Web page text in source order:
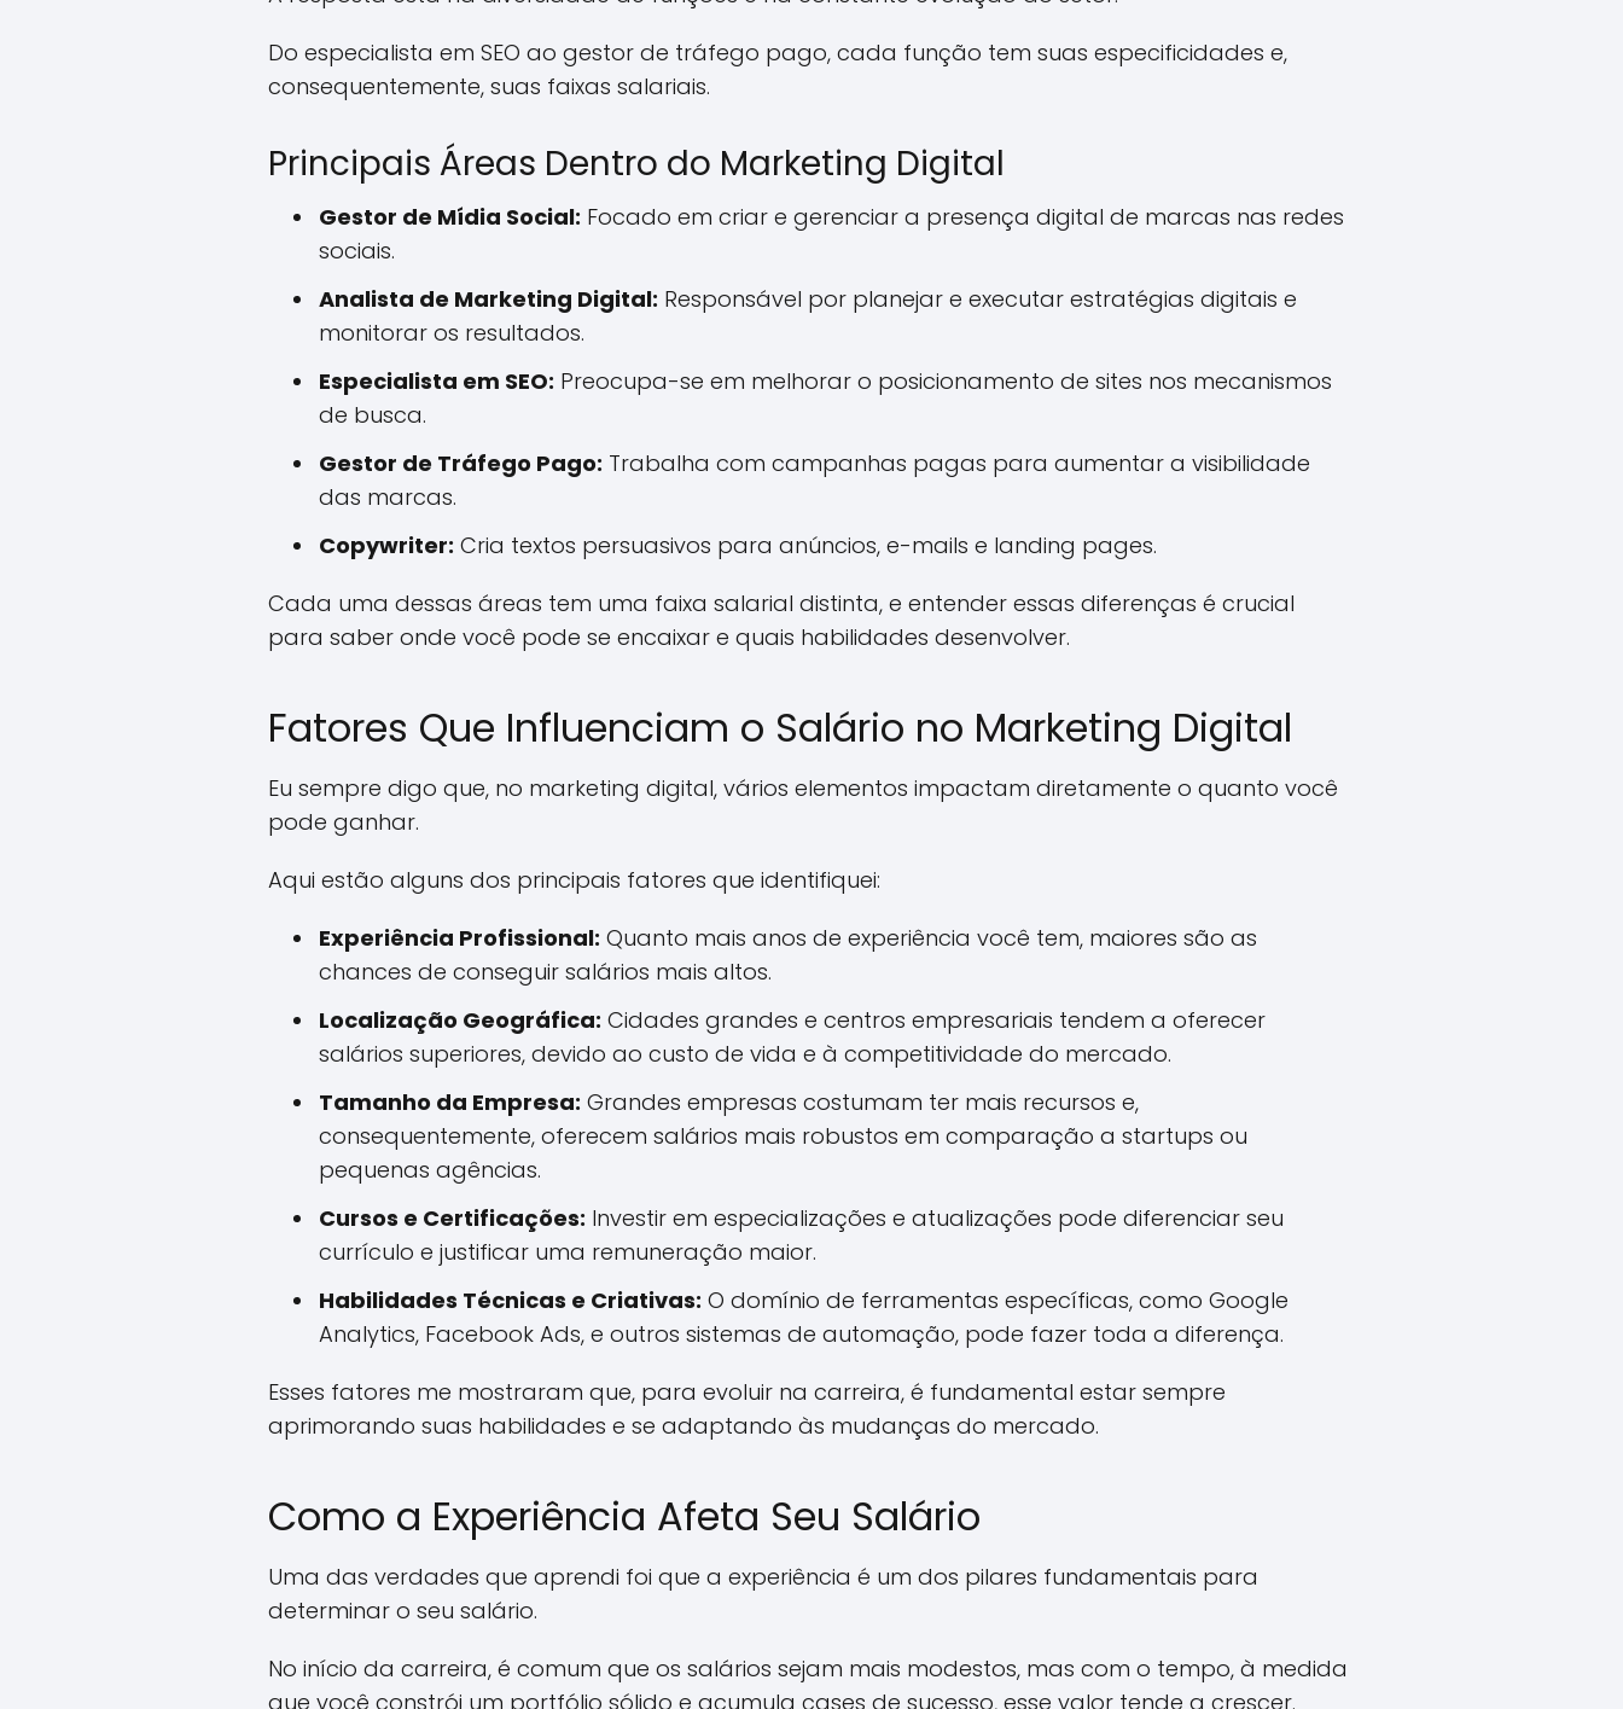
Do especialista em SEO ao gestor de tráfego pago, cada função tem suas especificidades e,
consequentemente, suas faixas salariais.
Principais Áreas Dentro do Marketing Digital
Gestor de Mídia Social: Focado em criar e gerenciar a presença digital de marcas nas redes
sociais.
Analista de Marketing Digital: Responsável por planejar e executar estratégias digitais e
monitorar os resultados.
Especialista em SEO: Preocupa-se em melhorar o posicionamento de sites nos mecanismos
de busca.
Gestor de Tráfego Pago: Trabalha com campanhas pagas para aumentar a visibilidade
das marcas.
Copywriter: Cria textos persuasivos para anúncios, e-mails e landing pages.
Cada uma dessas áreas tem uma faixa salarial distinta, e entender essas diferenças é crucial
para saber onde você pode se encaixar e quais habilidades desenvolver.
Fatores Que Influenciam o Salário no Marketing Digital
Eu sempre digo que, no marketing digital, vários elementos impactam diretamente o quanto você
pode ganhar.
Aqui estão alguns dos principais fatores que identifiquei:
Experiência Profissional: Quanto mais anos de experiência você tem, maiores são as
chances de conseguir salários mais altos.
Localização Geográfica: Cidades grandes e centros empresariais tendem a oferecer
salários superiores, devido ao custo de vida e à competitividade do mercado.
Tamanho da Empresa: Grandes empresas costumam ter mais recursos e,
consequentemente, oferecem salários mais robustos em comparação a startups ou
pequenas agências.
Cursos e Certificações: Investir em especializações e atualizações pode diferenciar seu
currículo e justificar uma remuneração maior.
Habilidades Técnicas e Criativas: O domínio de ferramentas específicas, como Google
Analytics, Facebook Ads, e outros sistemas de automação, pode fazer toda a diferença.
Esses fatores me mostraram que, para evoluir na carreira, é fundamental estar sempre
aprimorando suas habilidades e se adaptando às mudanças do mercado.
Como a Experiência Afeta Seu Salário
Uma das verdades que aprendi foi que a experiência é um dos pilares fundamentais para
determinar o seu salário.
No início da carreira, é comum que os salários sejam mais modestos, mas com o tempo, à medida
que você constrói um portfólio sólido e acumula cases de sucesso, esse valor tende a crescer.